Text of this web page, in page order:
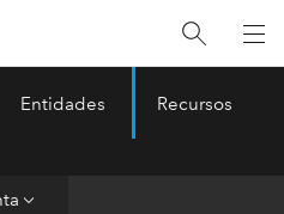
Entidades Recursos